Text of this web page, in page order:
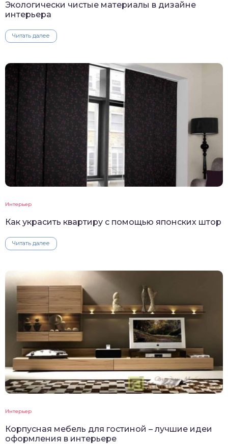
Экологически чистые материалы в дизайне
интерьера
Читать далее
Интерьер
Как украсить квартиру с помощью японских штор
Читать далее
Интерьер
Корпусная мебель для гостиной – лучшие идеи
оформления в интерьере